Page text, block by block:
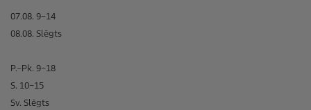
07.08. 9–14
08.08. Slēgts
P.–Pk. 9–18
S. 10–15
Sv. Slēgts